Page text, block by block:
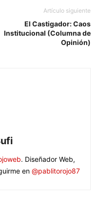
Artículo siguiente
El Castigador: Caos
Institucional (Columna de
Opinión)
. Diseñador Web,
en @pablitorojo87